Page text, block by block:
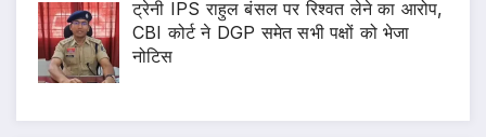
ट्रेनी IPS राहुल बंसल पर रिश्वत लेने का आरोप,
CBI कोर्ट ने DGP समेत सभी पक्षों को भेजा
नोटिस